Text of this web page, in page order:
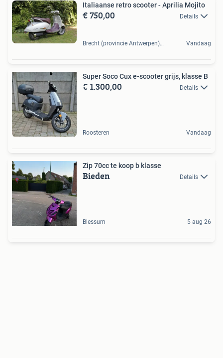
Italiaanse retro scooter - Aprilia Mojito
€ 750,00 Details
Brecht (provincie Antwerpen), BE Vandaag
Super Soco Cux e-scooter grijs, klasse B
€ 1.300,00 Details
Roosteren Vandaag
Zip 70cc te koop b klasse
Bieden Details
Blessum 5 aug 26